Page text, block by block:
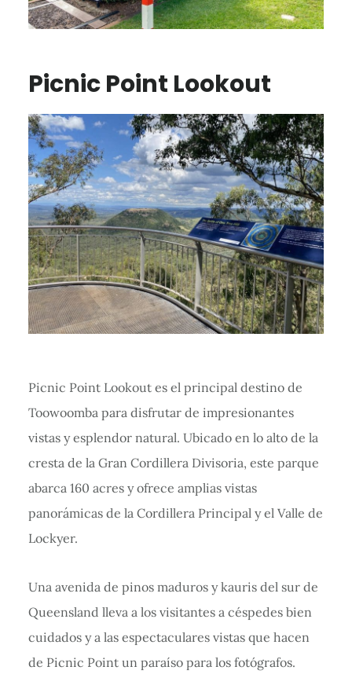
Picnic Point Lookout
Picnic Point Lookout es el principal destino de
Toowoomba para disfrutar de impresionantes
vistas y esplendor natural. Ubicado en lo alto de la
cresta de la Gran Cordillera Divisoria, este parque
abarca 160 acres y ofrece amplias vistas
panorámicas de la Cordillera Principal y el Valle de
Lockyer.
Una avenida de pinos maduros y kauris del sur de
Queensland lleva a los visitantes a céspedes bien
cuidados y a las espectaculares vistas que hacen
de Picnic Point un paraíso para los fotógrafos.